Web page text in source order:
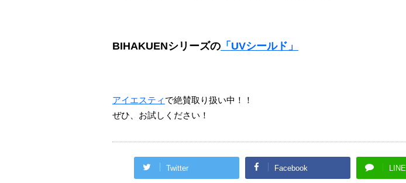
BIHAKUENシリーズの 「UVシールド」
アイエスティ で絶賛取り扱い中！！
ぜひ、お試しください！
Twitter Facebook LINE